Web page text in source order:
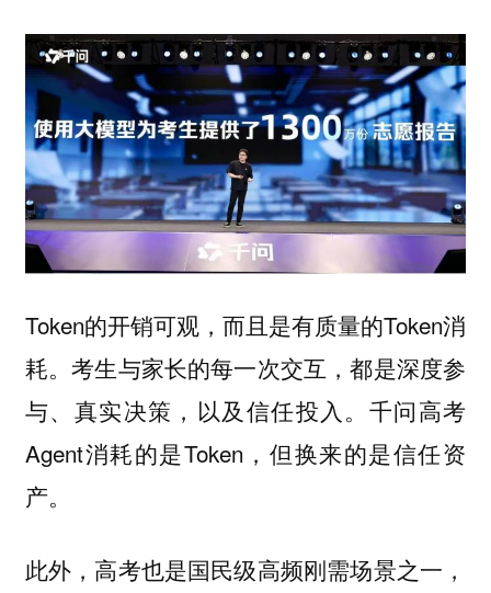
Token的开销可观，而且是有质量的Token消
耗。考生与家长的每一次交互，都是深度参
与、真实决策，以及信任投入。千问高考
Agent消耗的是Token，但换来的是信任资
产。
此外，高考也是国民级高频刚需场景之一，